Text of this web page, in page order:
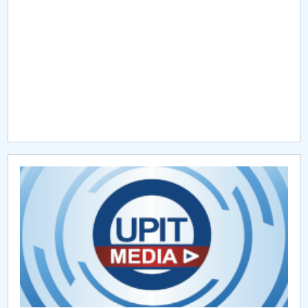
Chestionar angajabilitate ALUMNI – UPB
CAR2026
MENIU CANTINA
Program de eliberare a actelor de studii
Eliberarea actelor de studii